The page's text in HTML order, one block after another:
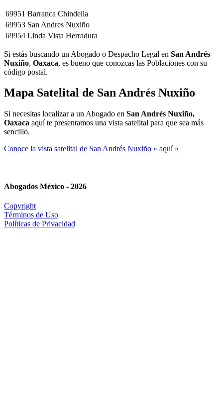
69951 Barranca Chindella
69953 San Andres Nuxiño
69954 Linda Vista Herradura
Si estás buscando un Abogado o Despacho Legal en San Andrés
Nuxiño, Oaxaca, es bueno que conozcas las Poblaciones con su
código postal.
Mapa Satelital de San Andrés Nuxiño
Si necesitas localizar a un Abogado en San Andrés Nuxiño,
Oaxaca aquí te presentamos una vista satelital para que sea más
sencillo.
Conoce la vista satelital de San Andrés Nuxiño » aquí «
Abogados México - 2026
Copyright
Términos de Uso
Políticas de Privacidad